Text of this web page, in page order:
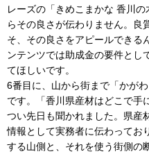
レーズの「きめこまかな 香川
らその良さが伝わりません。良
そ、その良さをアピールできる
ンテンツでは助成金の要件とし
てほしいです。
6番目に、山から街まで「かが
です。「香川県産材はどこで手
つい先日も聞かれました。県産
情報として実務者に伝わってお
する山側と、それを使う街側の